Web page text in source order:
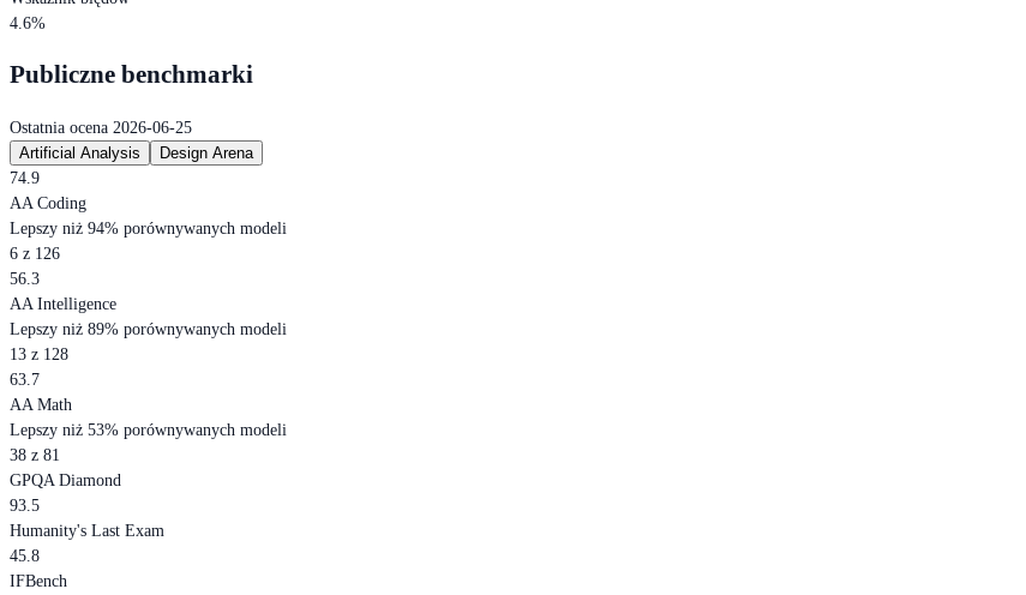
4.6%
Publiczne benchmarki
Ostatnia ocena 2026-06-25
Artificial Analysis
Design Arena
74.9
AA Coding
Lepszy niż 94% porównywanych modeli
6 z 126
56.3
AA Intelligence
Lepszy niż 89% porównywanych modeli
13 z 128
63.7
AA Math
Lepszy niż 53% porównywanych modeli
38 z 81
GPQA Diamond
93.5
Humanity's Last Exam
45.8
IFBench